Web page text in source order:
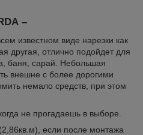
–
известном виде нарезки как
другая, отлично подойдет для
баня, сарай. Небольшая
внешне с более дорогими
немало средств, при этом
не прогадаешь в выборе.
если после монтажа